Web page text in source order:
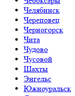
Челябинск
Череповец
Черногорск
Чита
Чудово
Чусовой
Шахты
Энгельс
Южноуральск